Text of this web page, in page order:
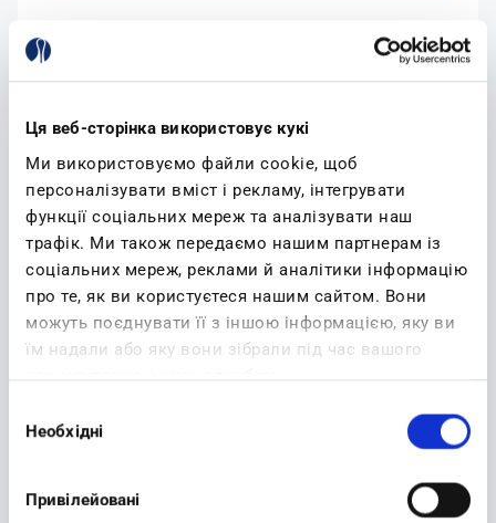
Ця веб-сторінка використовує кукі
Ми використовуємо файли cookie, щоб
персоналізувати вміст і рекламу, інтегрувати
функції соціальних мереж та аналізувати наш
трафік. Ми також передаємо нашим партнерам із
соціальних мереж, реклами й аналітики інформацію
про те, як ви користуєтеся нашим сайтом. Вони
можуть поєднувати її з іншою інформацією, яку ви
їм надали або яку вони зібрали під час вашого
згоди
Необхідні
Привілейовані
YOUR PASSWORD
Password:
Confirm password: